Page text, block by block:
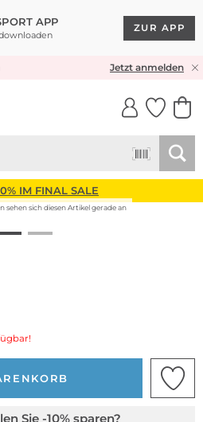
APP
ZUR APP
& RÜCKVERSANDJetzt anmelden
IM FINAL SALE
sehen sich diesen Artikel gerade an
Sie -10% sparen?